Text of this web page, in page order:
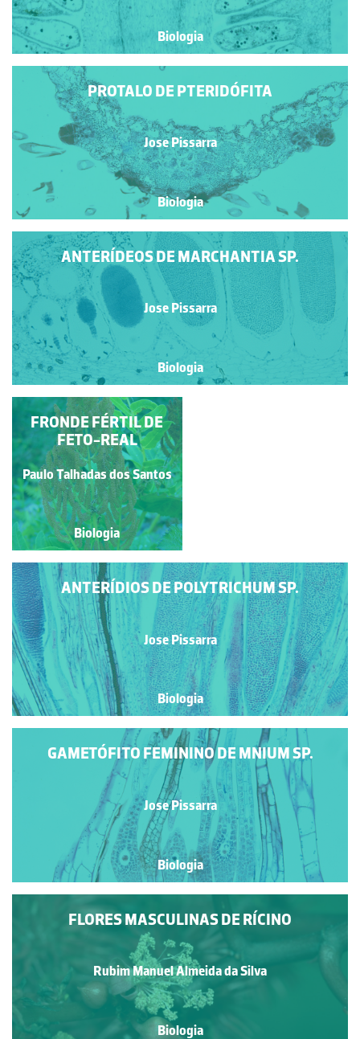
Biologia
PROTALO DE PTERIDÓFITA
Jose Pissarra
Biologia
ANTERÍDEOS DE MARCHANTIA SP.
Jose Pissarra
Biologia
GAMETÓFITO
MASCULINO DE
POLYTRICHUM SP.
Jose Pissarra
Biologia
ANTERÍDIOS DE POLYTRICHUM SP.
Jose Pissarra
Biologia
GAMETÓFITO FEMININO DE MNIUM SP.
Jose Pissarra
Biologia
FLORES MASCULINAS DE RÍCINO
Rubim Manuel Almeida da Silva
Biologia
FRONDE FÉRTIL DE
FETO-REAL
Paulo Talhadas dos Santos
Biologia